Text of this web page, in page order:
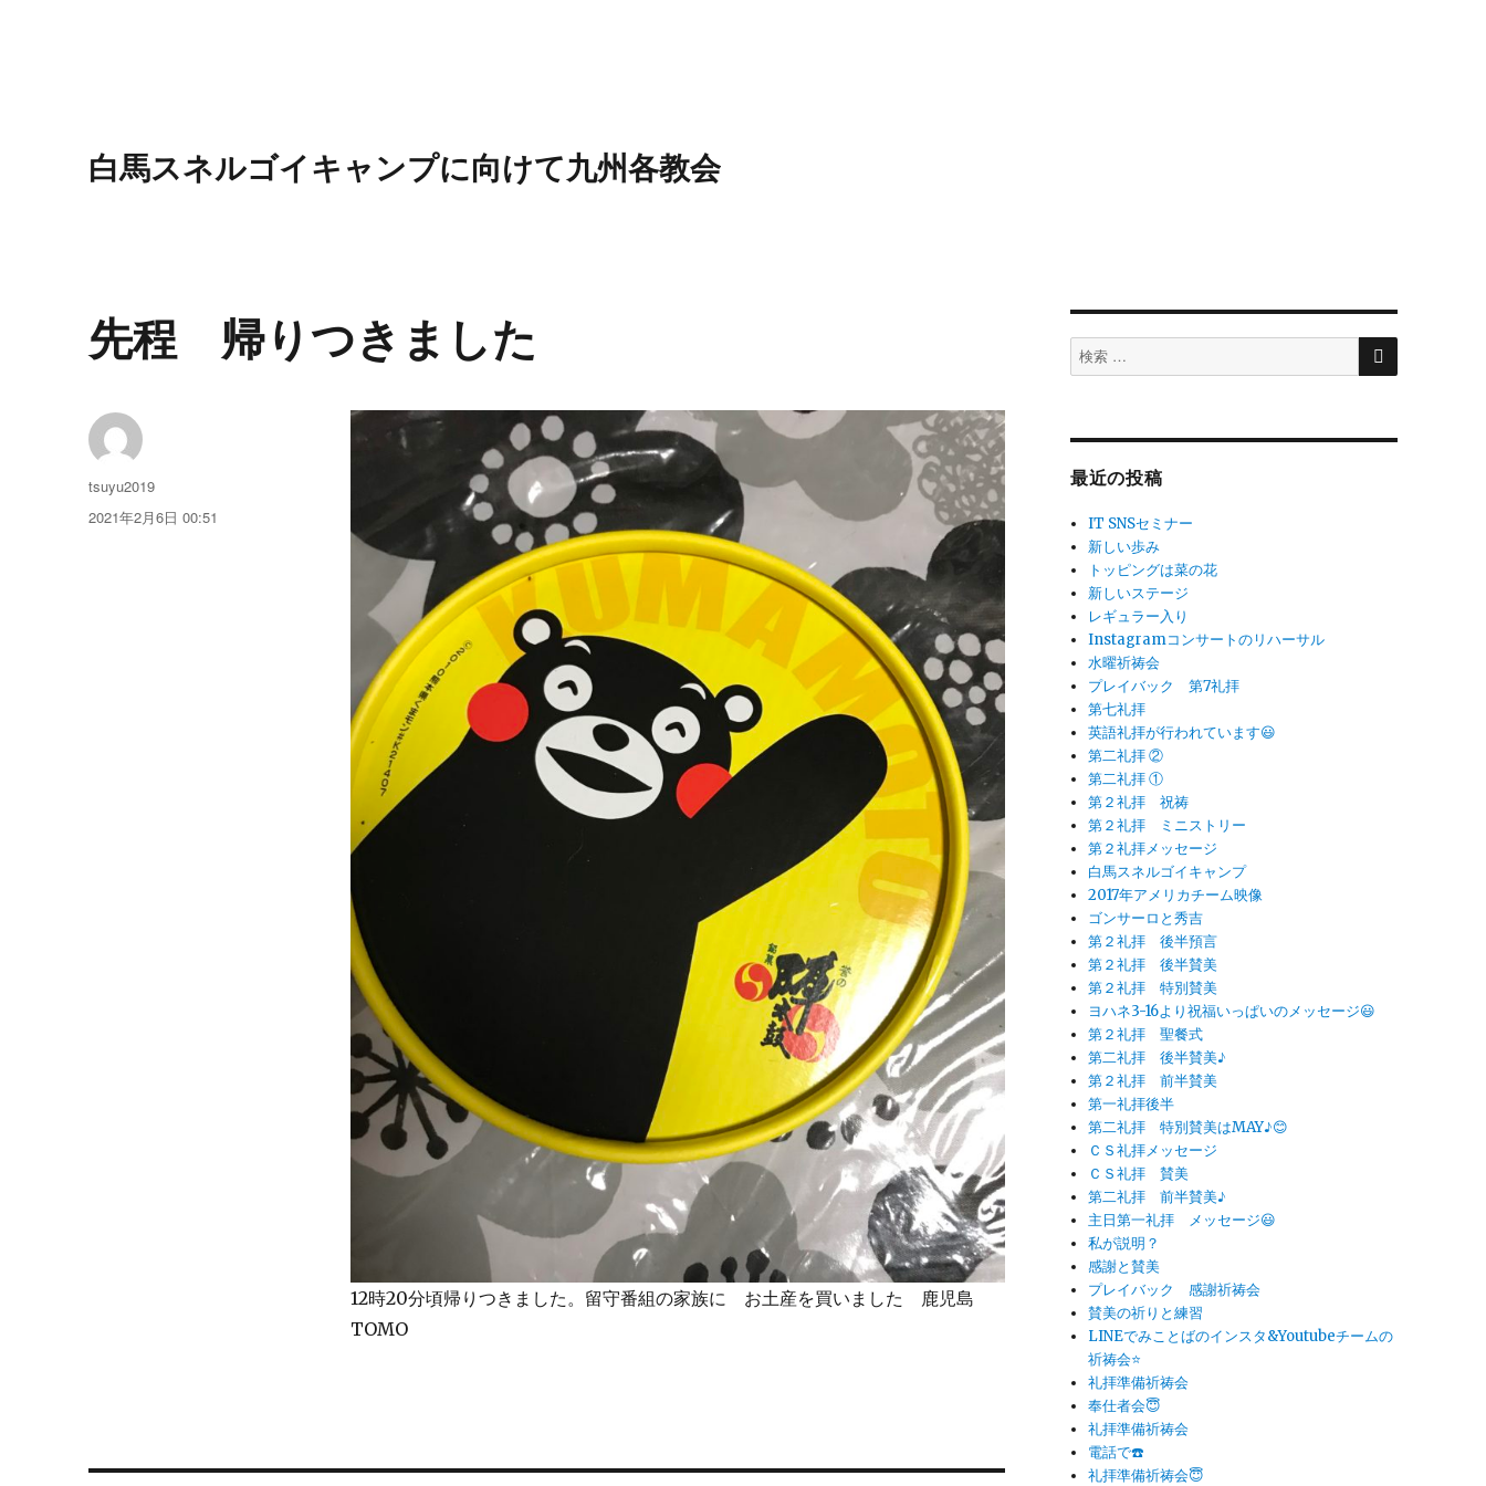
白馬スネルゴイキャンプに向けて九州各教会
先程 帰りつきました
12時20分頃帰りつきました。留守番組の家族に お土産を買いました 鹿児島
TOMO
投
稿
tsuyu2019
投
2021年2月6日 00:51
検
索
検
最近の投稿
IT SNSセミナー
新しい歩み
トッピングは菜の花
新しいステージ
レギュラー入り
Instagramコンサートのリハーサル
水曜祈祷会
プレイバック 第7礼拝
第七礼拝
英語礼拝が行われています😃
第二礼拝 ②
第二礼拝 ①
第２礼拝 祝祷
第２礼拝 ミニストリー
第２礼拝メッセージ
白馬スネルゴイキャンプ
2017年アメリカチーム映像
ゴンサーロと秀吉
第２礼拝 後半預言
第２礼拝 後半賛美
第２礼拝 特別賛美
ヨハネ3-16より祝福いっぱいのメッセージ😃
第２礼拝 聖餐式
第二礼拝 後半賛美♪
第２礼拝 前半賛美
第一礼拝後半
第二礼拝 特別賛美はMAY♪😊
ＣＳ礼拝メッセージ
ＣＳ礼拝 賛美
第二礼拝 前半賛美♪
主日第一礼拝 メッセージ😃
私が説明？
感謝と賛美
プレイバック 感謝祈祷会
賛美の祈りと練習
LINEでみことばのインスタ&Youtubeチームの
祈祷会⭐️
礼拝準備祈祷会
奉仕者会😇
礼拝準備祈祷会
電話で☎️
礼拝準備祈祷会😇